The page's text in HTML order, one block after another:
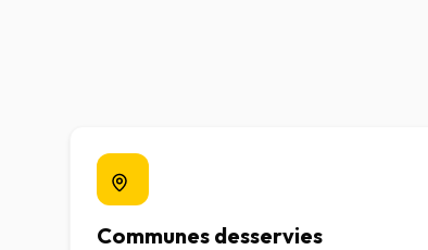
Communes desservies